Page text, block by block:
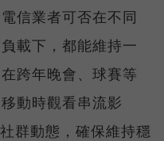
信業者可否在不同
載下，都能維持一
跨年晚會、球賽等
動時觀看串流影
群動態，確保維持穩